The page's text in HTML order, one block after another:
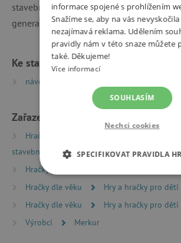
stavebnice, je to tradice, kreativita a
generace.
Ke stažení
návod k sestavení | PDF | 15.33 MB
Zařazeno v kategoriích
Hračky dle typu
stavebnice
Hračky dle věku
Hračky dle věku
Hry a hračky pro
Hračky dle věku
Hry a hračky pro
Výrobci
Merkur
informace spojené s prohlížením
Snažíme se, aby na vás nevyskočila
nezajímavá reklama. Udělením
pravidly nám v této snaze můžete
také. Děkujeme!
Více informací
SOUHLASÍM
Nechci cookies
SPECIFIKOVAT PRAVIDLA
ANALYTICKÉ COOKIES